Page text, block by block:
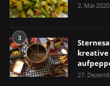
2. Mai 2020
3
kreative
27.